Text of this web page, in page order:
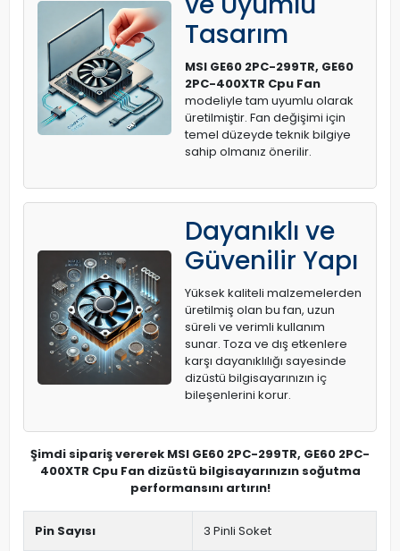
Tasarım
MSI GE60 2PC-299TR, GE60
2PC-400XTR Cpu Fan
modeliyle tam uyumlu olarak
üretilmiştir. Fan değişimi için
temel düzeyde teknik bilgiye
sahip olmanız önerilir.
Dayanıklı ve
Güvenilir Yapı
Yüksek kaliteli malzemelerden
üretilmiş olan bu fan, uzun
süreli ve verimli kullanım
sunar. Toza ve dış etkenlere
karşı dayanıklılığı sayesinde
dizüstü bilgisayarınızın iç
bileşenlerini korur.
Şimdi sipariş vererek MSI GE60 2PC-299TR, GE60 2PC-
400XTR Cpu Fan dizüstü bilgisayarınızın soğutma
performansını artırın!
Pin Sayısı 3 Pinli Soket